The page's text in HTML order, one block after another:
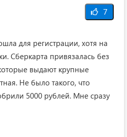
7
для регистрации, хотя на
Сберкарта привязалась без
выдают крупные
Не было такого, что
5000 рублей. Мне сразу